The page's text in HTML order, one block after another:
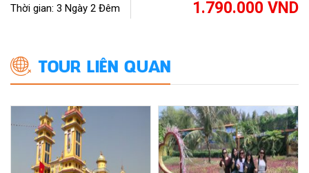
Thời gian: 3 Ngày 2 Đêm 1.790.000 VND
TOUR LIÊN QUAN